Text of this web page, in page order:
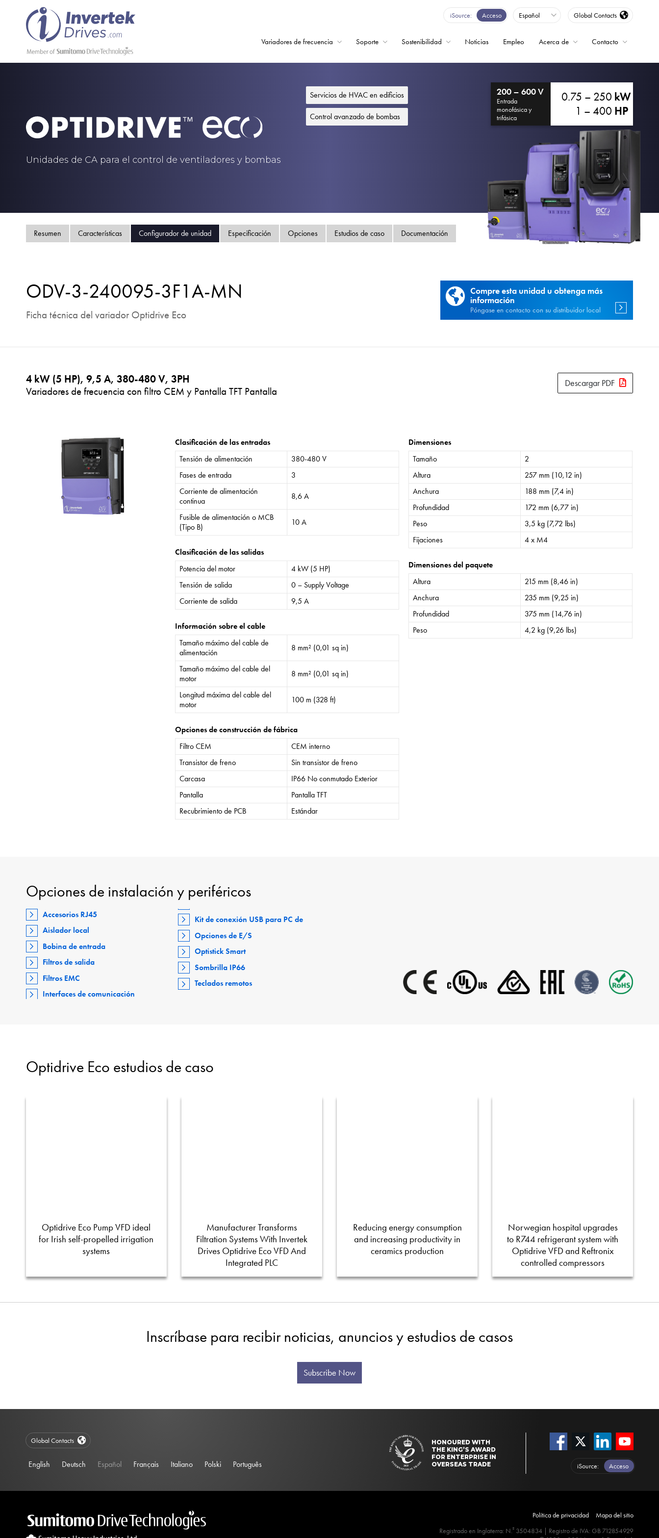
iSource Acceso Español Global Contacts
Variadores de frecuencia Soporte Sostenibilidad Noticias Empleo Acerca de Contacto
Unidades de CA para el control de ventiladores y bombas
Servicios de HVAC en edificios
Control avanzado de bombas
200 – 600 V
Entrada
monofásica y
trifásica
0.75 – 250 kW
1 – 400 HP
Resumen Características Configurador de unidad Especificación Opciones Estudios de caso Documentación
ODV-3-240095-3F1A-MN
Ficha técnica del variador Optidrive Eco
Compre esta unidad u obtenga más
información
Póngase en contacto con su distribuidor local
4 kW (5 HP), 9,5 A, 380-480 V, 3PH
Variadores de frecuencia con filtro CEM y Pantalla TFT Pantalla
Descargar PDF
Clasificación de las entradas
Tensión de alimentación
380-480 V
Fases de entrada
3
Corriente de alimentación
continua
8,6 A
Fusible de alimentación o MCB
(Tipo B)
10 A
Clasificación de las salidas
Potencia del motor
4 kW (5 HP)
Tensión de salida
0 – Supply Voltage
Corriente de salida
9,5 A
Información sobre el cable
Tamaño máximo del cable de
alimentación
8 mm² (0,01 sq in)
Tamaño máximo del cable del
motor
8 mm² (0,01 sq in)
Longitud máxima del cable del
motor
100 m (328 ft)
Opciones de construcción de fábrica
Filtro CEM
CEM interno
Transistor de freno
Sin transistor de freno
Carcasa
IP66 No conmutado Exterior
Pantalla
Pantalla TFT
Recubrimiento de PCB
Estándar
Dimensiones
Tamaño
2
Altura
257 mm (10,12 in)
Anchura
188 mm (7,4 in)
Profundidad
172 mm (6,77 in)
Peso
3,5 kg (7,72 lbs)
Fijaciones
4 x M4
Dimensiones del paquete
Altura
215 mm (8,46 in)
Anchura
235 mm (9,25 in)
Profundidad
375 mm (14,76 in)
Peso
4,2 kg (9,26 lbs)
Opciones de instalación y periféricos
Accesorios RJ45
Aislador local
Bobina de entrada
Filtros de salida
Filtros EMC
Interfaces de comunicación
Kit de conexión USB para PC de
Opciones de E/S
Optistick Smart
Sombrilla IP66
Teclados remotos
Optidrive Eco estudios de caso
Optidrive Eco Pump VFD ideal
for Irish self-propelled irrigation
systems
Manufacturer Transforms
Filtration Systems With Invertek
Drives Optidrive Eco VFD And
Integrated PLC
Reducing energy consumption
and increasing productivity in
ceramics production
Norwegian hospital upgrades
to R744 refrigerant system with
Optidrive VFD and Reftronix
controlled compressors
Inscríbase para recibir noticias, anuncios y estudios de casos
Subscribe Now
HONOURED WITH
THE KING’S AWARD
FOR ENTERPRISE IN
OVERSEAS TRADE
iSource Acceso
Global Contacts
English Deutsch Español Français Italiano Polski Português
Política de privacidad
Mapa del sitio
Registrado en Inglaterra: N.º 3504834 | Registro de IVA: GB 712854929
Variadores de frecuencia
Soporte
Sostenibilidad
Política de privacidad
Mapa del sitio